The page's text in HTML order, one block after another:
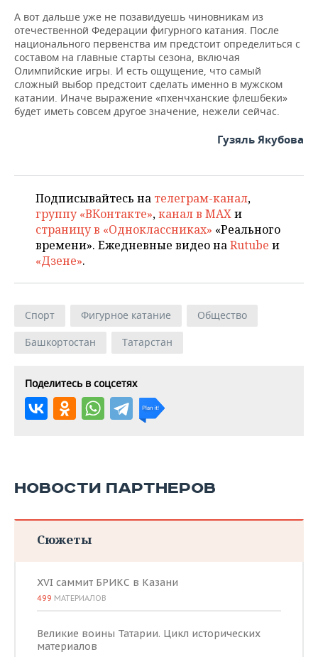
А вот дальше уже не позавидуешь чиновникам из
отечественной Федерации фигурного катания. После
национального первенства им предстоит определиться с
составом на главные старты сезона, включая
Олимпийские игры. И есть ощущение, что самый
сложный выбор предстоит сделать именно в мужском
катании. Иначе выражение «пхенчханские флешбеки»
будет иметь совсем другое значение, нежели сейчас.
Гузяль Якубова
Подписывайтесь на телеграм-канал,
группу «ВКонтакте»,канал в MAXи
страницу в «Одноклассниках» «Реального
времени». Ежедневные видео наRutube и
«Дзене».
Спорт Фигурное катание
Общество
Башкортостан
Татарстан
Поделитесь в соцсетях
НОВОСТИ ПАРТНЕРОВ
Сюжеты
XVI саммит БРИКС в Казани
499 МАТЕРИАЛОВ
Великие воины Татарии. Цикл исторических
материалов